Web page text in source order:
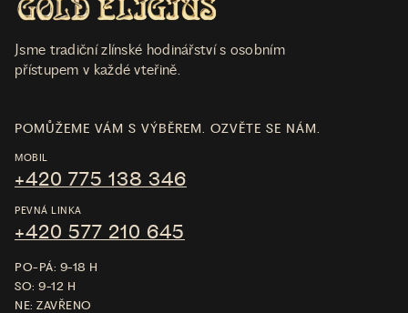
Jsme tradiční zlínské hodinářství s osobním
přístupem v každé vteřině.
POMŮŽEME VÁM S VÝBĚREM. OZVĚTE SE NÁM.
MOBIL
+420 775 138 346
PEVNÁ LINKA
+420 577 210 645
PO-PÁ: 9-18 H
SO: 9-12 H
NE: ZAVŘENO